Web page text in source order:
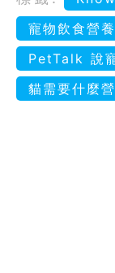
寵物飲食營養
PetTalk 說
貓需要什麼